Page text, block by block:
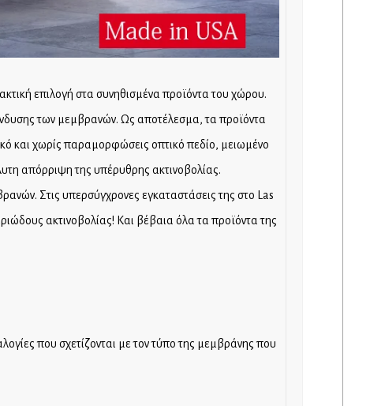
επιλογή στα συνηθισμένα προϊόντα του χώρου.
των μεμβρανών. Ως αποτέλεσμα, τα προϊόντα
και χωρίς παραμορφώσεις οπτικό πεδίο, μειωμένο
απόρριψη της υπέρυθρης ακτινοβολίας.
Στις υπερσύγχρονες εγκαταστάσεις της στο Las
ακτινοβολίας! Και βέβαια όλα τα προϊόντα της
που σχετίζονται με τον τύπο της μεμβράνης που